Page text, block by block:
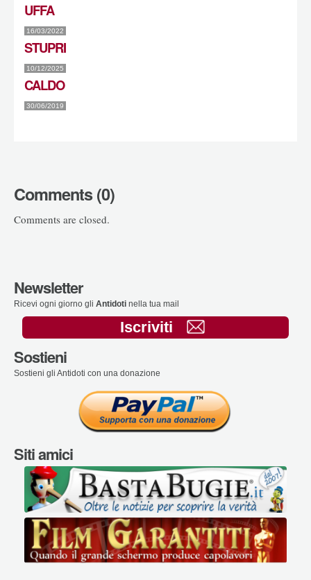
UFFA
16/03/2022
STUPRI
10/12/2025
CALDO
30/06/2019
Comments (0)
Comments are closed.
Newsletter
Ricevi ogni giorno gli Antidoti nella tua mail
Iscriviti
Sostieni
Sostieni gli Antidoti con una donazione
Siti amici